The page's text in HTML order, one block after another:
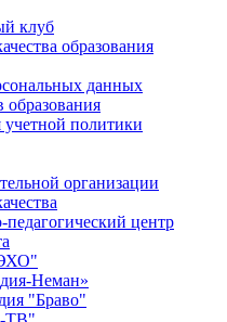
клуб
образования
данных
политики
организации
центр
Неман»
"Браво"